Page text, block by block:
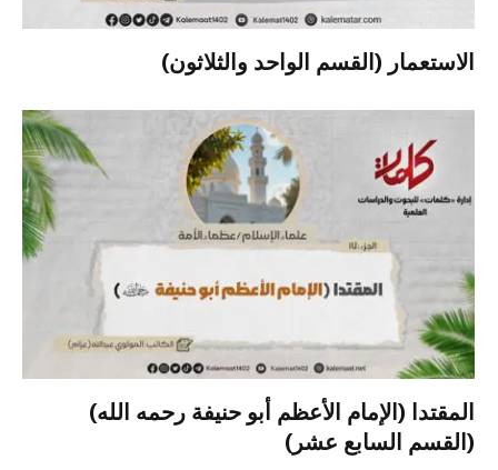
الاستعمار (القسم الواحد والثلاثون)
المقتدا (الإمام الأعظم أبو حنيفة رحمه الله)
(القسم السابع عشر)